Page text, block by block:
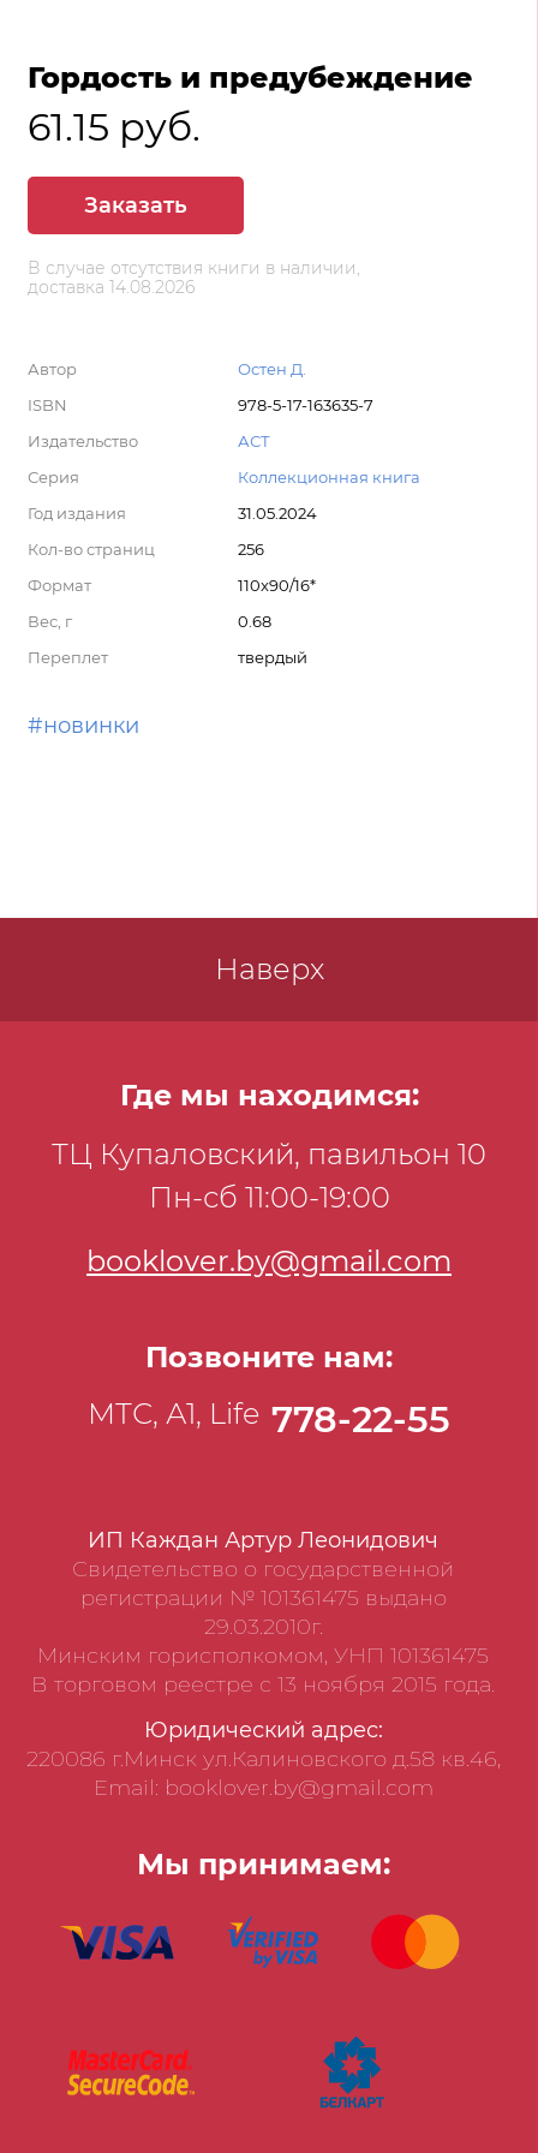
Гордость и предубеждение
61.15 руб.
Заказать
В случае отсутствия книги в наличии,
доставка 14.08.2026
Автор
Остен Д.
ISBN
978-5-17-163635-7
Издательство
АСТ
Серия
Коллекционная книга
Год издания
31.05.2024
Кол-во страниц
256
Формат
110x90/16*
Вес, г
0.68
Переплет
твердый
#новинки
Наверх
ИП Каждан Артур Леонидович
Свидетельство о государственной
регистрации № 101361475 выдано
29.03.2010г.
Минским горисполкомом, УНП 101361475
В торговом реестре с 13 ноября 2015 года.
Юридический адрес:
220086 г.Минск ул.Калиновского д.58 кв.46,
Email: booklover.by@gmail.com
Мы принимаем:
Где мы находимся:
ТЦ Купаловский, павильон 10
Пн-сб 11:00-19:00
booklover.by@gmail.com
Позвоните нам:
МТС, А1, Life 778-22-55